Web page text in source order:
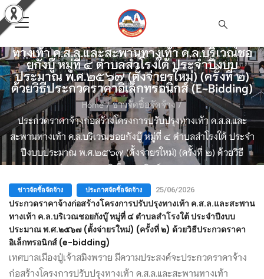
ประกวดราคาจ้างก่อสร้างโครงการปรับปรุง
ทางเท้า ค.ส.ล.และสะพานทางเท้า ค.ล.บริเวณชอ
ยกังบู๊ หมู่ที่ ๔ ตำบลสำโรงใต้ ประจำปีงบบ
ประมาณ พ.ศ.๒๕๖๗ (ตั้งจ่ายรใหม่) (ครั้งที่ ๒)
ด้วยวิธีประกวดราคาอิเล็กทรอนิกส์ (e-Bidding)
Home/ ข่าวจัดซื้อจัดจ้าง/
ประกวดราคาจ้างก่อสร้างโครงการปรับปรุงทางเท้า ค.ส.ล.และ
สะพานทางเท้า ค.ล.บริเวณชอยกังบู๊ หมู่ที่ ๔ ตำบลสำโรงใต้ ประจำ
ปีงบบประมาณ พ.ศ.๒๕๖๗ (ตั้งจ่ายรใหม่) (ครั้งที่ ๒) ด้วยวิธี
ประกวดราคาอิเล็กทรอนิกส์ (e-bidding)
ข่าวจัดซื้อจัดจ้าง ประกาศจัดซื้อจัดจ้าง 25/06/2026
ประกวดราคาจ้างก่อสร้างโครงการปรับปรุงทางเท้า ค.ส.ล.และสะพาน
ทางเท้า ค.ล.บริเวณชอยกังบู๊ หมู่ที่ ๔ ตำบลสำโรงใต้ ประจำปีงบบ
ประมาณ พ.ศ.๒๕๖๗ (ตั้งจ่ายรใหม่) (ครั้งที่ ๒) ด้วยวิธีประกวดราคา
อิเล็กทรอนิกส์ (e-bidding)
เทศบาลเมืองปู่เจ้าสมิงพราย มีความประสงค์จะประกวดราคาจ้าง
ก่อสร้างโครงการปรับปรุงทางเท้า ค.ส.ล.และสะพานทางเท้า